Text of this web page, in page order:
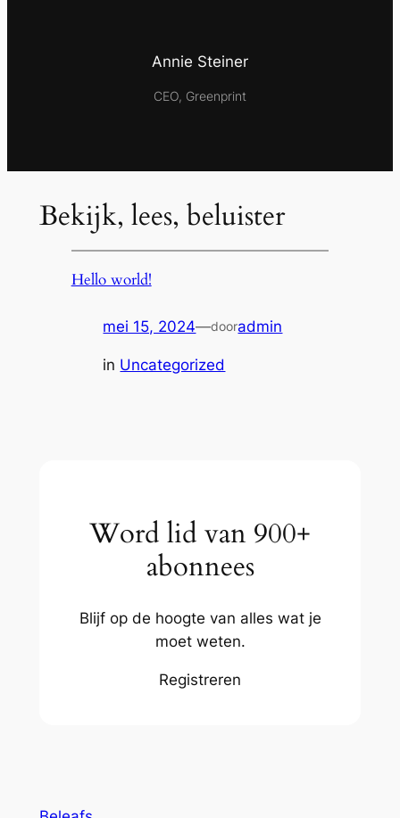
Annie Steiner
CEO, Greenprint
Bekijk, lees, beluister
Hello world!
mei 15, 2024—dooradmin
in Uncategorized
Word lid van 900+
abonnees
Blijf op de hoogte van alles wat je
moet weten.
Registreren